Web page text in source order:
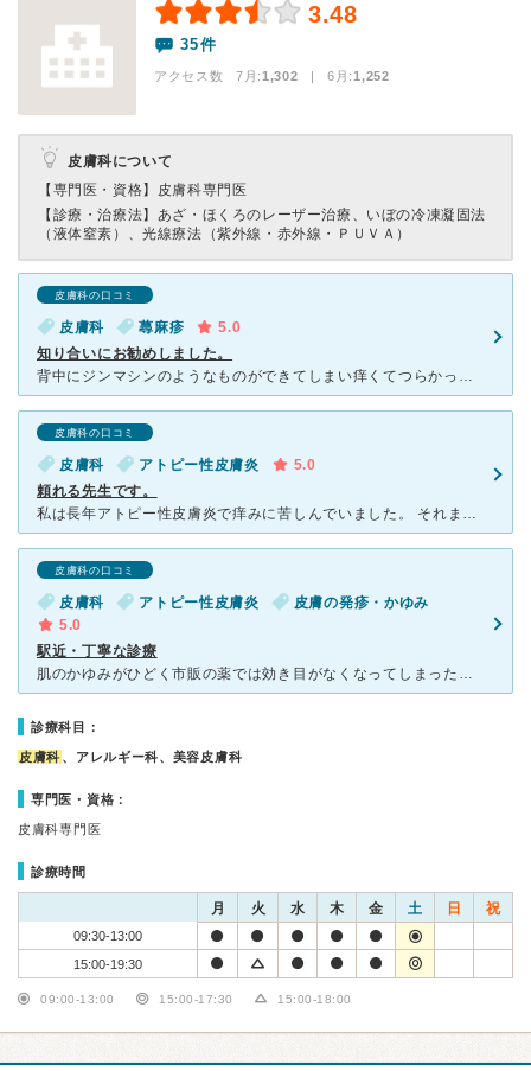
3.48
35件
アクセス数 7月:1,302 | 6月:1,252
皮膚科について
【専門医・資格】 皮膚科専門医
【診療・治療法】 あざ・ほくろのレーザー治療、いぼの冷凍凝固法
（液体窒素）、光線療法（紫外線・赤外線・ＰＵＶＡ）
皮膚科の口コミ
皮膚科 蕁麻疹
5.0
知り合いにお勧めしました。
背中にジンマシンのようなものができてしまい痒くてつらかったので検索してこちらのクリニックに初めて来てみました。人気がある病院なので混んでおりましたが 院長先生の対応が患者さんに全くストレスを感じさせな
皮膚科の口コミ
皮膚科 アトピー性皮膚炎
5.0
頼れる先生です。
私は長年アトピー性皮膚炎で痒みに苦しんでいました。 それまで近所の皮膚科に行ってもなかなか治らなかったのですが、こちらは先生がしっかり見てくださりその都度薬の説明をしてくれました。こちらに通っていた
皮膚科の口コミ
皮膚科 アトピー性皮膚炎
皮膚の発疹・かゆみ
5.0
駅近・丁寧な診療
肌のかゆみがひどく市販の薬では効き目がなくなってしまったので通院することにしました。 金曜日でしたが、初診だったので事前に予約をしないで直接病院に向かいましたが、５時を過ぎていたこともあってか待ち時
診療科目：
皮膚科 、アレルギー科、美容皮膚科
専門医・資格：
皮膚科専門医
診療時間
月 火 水 木 金 土 日 祝
09:30-13:00
15:00-19:30
09:00-13:00 15:00-17:30 15:00-18:00